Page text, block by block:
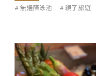
無邊際泳池
親子旅遊